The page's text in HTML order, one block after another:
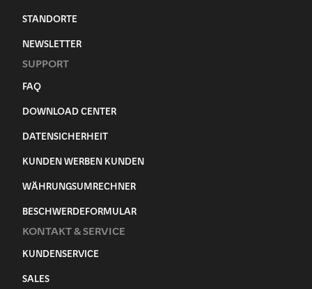
STANDORTE
NEWSLETTER
SUPPORT
FAQ
DOWNLOAD CENTER
DATENSICHERHEIT
KUNDEN WERBEN KUNDEN
WÄHRUNGSUMRECHNER
BESCHWERDEFORMULAR
KONTAKT & SERVICE
KUNDENSERVICE
SALES